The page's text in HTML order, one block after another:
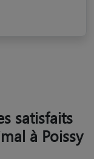
satisfaits
à Poissy